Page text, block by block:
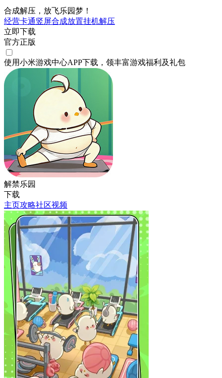
合成解压，放飞乐园梦！
经营卡通竖屏合成放置挂机解压
立即下载
官方正版
使用小米游戏中心APP下载 ，领丰富游戏福利 及礼包
解禁乐园
下载
主页攻略社区视频